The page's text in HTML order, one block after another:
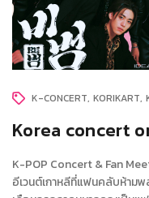
K-CONCERT KORIKART
Korea concert
K-POP Concert & Fan
อีเวนต์เกาหลีที่แฟนคลับห้าม